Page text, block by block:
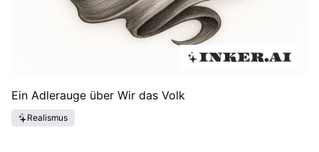
Ein Adlerauge über Wir das Volk
Realismus